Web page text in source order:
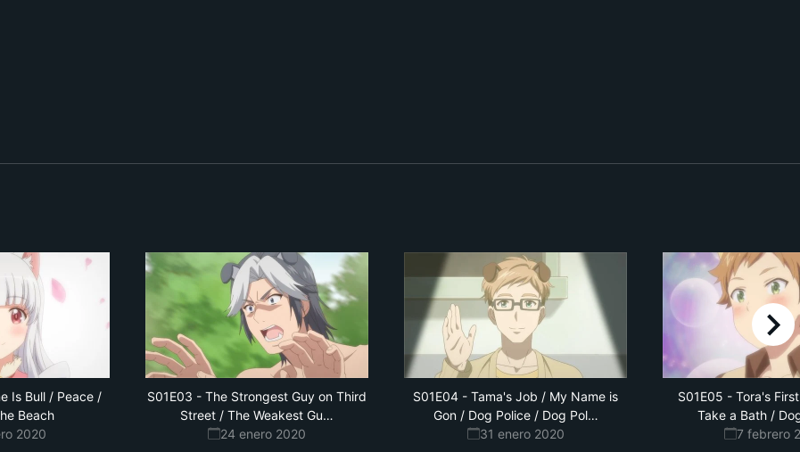
Is Bull / Peace /
Beach
2020
S01E03 - The Strongest Guy on Third
Street / The Weakest Gu…
24 enero 2020
S01E04 - Tama's Job / My Name is
Gon / Dog Police / Dog Pol…
31 enero 2020
S01E05 - Tora's
Take a Bath /
7 febrero
right